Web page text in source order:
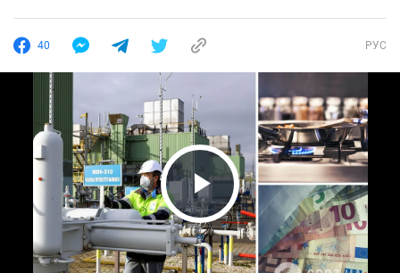
40 РУС
Play Video